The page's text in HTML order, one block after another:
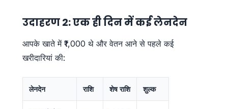
उदाहरण 2: एक ही दिन में कई लेनदेन
आपके खाते में ₹1,000 थे और वेतन आने से पहले कई
खरीदारियां की:
लेनदेन राशि शेष राशि शुल्क